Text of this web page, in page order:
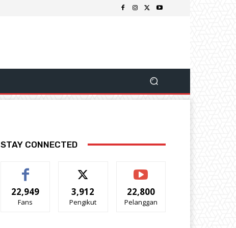
STAY CONNECTED
22,949
Fans
3,912
Pengikut
22,800
Pelanggan